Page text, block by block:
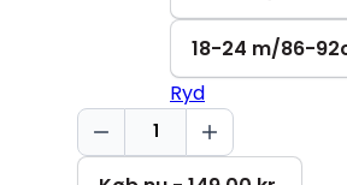
18-24 m/86-
Ryd
Made
By